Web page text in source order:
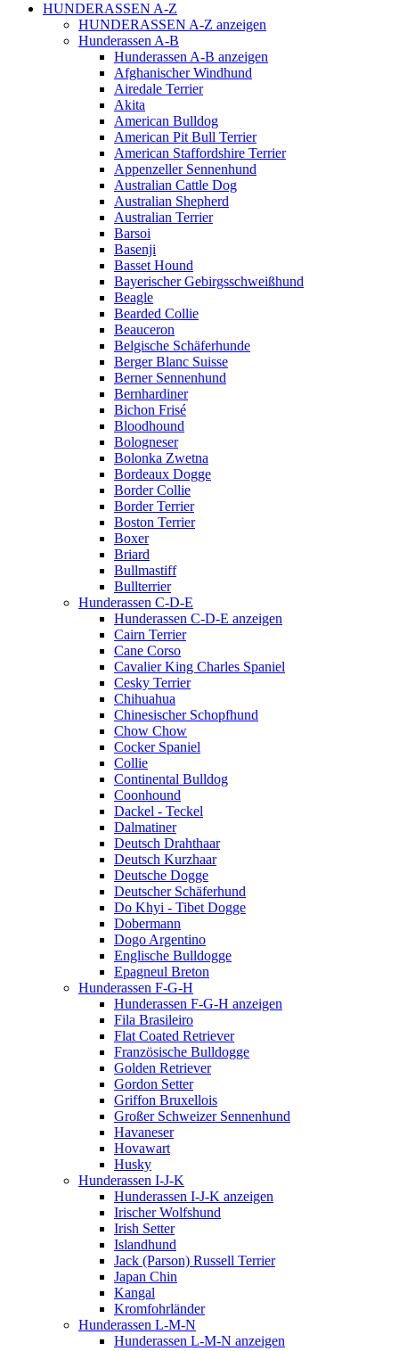
HUNDERASSEN A-Z
HUNDERASSEN A-Z anzeigen
Hunderassen A-B
Hunderassen A-B anzeigen
Afghanischer Windhund
Airedale Terrier
Akita
American Bulldog
American Pit Bull Terrier
American Staffordshire Terrier
Appenzeller Sennenhund
Australian Cattle Dog
Australian Shepherd
Australian Terrier
Barsoi
Basenji
Basset Hound
Bayerischer Gebirgsschweißhund
Beagle
Bearded Collie
Beauceron
Belgische Schäferhunde
Berger Blanc Suisse
Berner Sennenhund
Bernhardiner
Bichon Frisé
Bloodhound
Bologneser
Bolonka Zwetna
Bordeaux Dogge
Border Collie
Border Terrier
Boston Terrier
Boxer
Briard
Bullmastiff
Bullterrier
Hunderassen C-D-E
Hunderassen C-D-E anzeigen
Cairn Terrier
Cane Corso
Cavalier King Charles Spaniel
Cesky Terrier
Chihuahua
Chinesischer Schopfhund
Chow Chow
Cocker Spaniel
Collie
Continental Bulldog
Coonhound
Dackel - Teckel
Dalmatiner
Deutsch Drahthaar
Deutsch Kurzhaar
Deutsche Dogge
Deutscher Schäferhund
Do Khyi - Tibet Dogge
Dobermann
Dogo Argentino
Englische Bulldogge
Epagneul Breton
Hunderassen F-G-H
Hunderassen F-G-H anzeigen
Fila Brasileiro
Flat Coated Retriever
Französische Bulldogge
Golden Retriever
Gordon Setter
Griffon Bruxellois
Großer Schweizer Sennenhund
Havaneser
Hovawart
Husky
Hunderassen I-J-K
Hunderassen I-J-K anzeigen
Irischer Wolfshund
Irish Setter
Islandhund
Jack (Parson) Russell Terrier
Japan Chin
Kangal
Kromfohrländer
Hunderassen L-M-N
Hunderassen L-M-N anzeigen